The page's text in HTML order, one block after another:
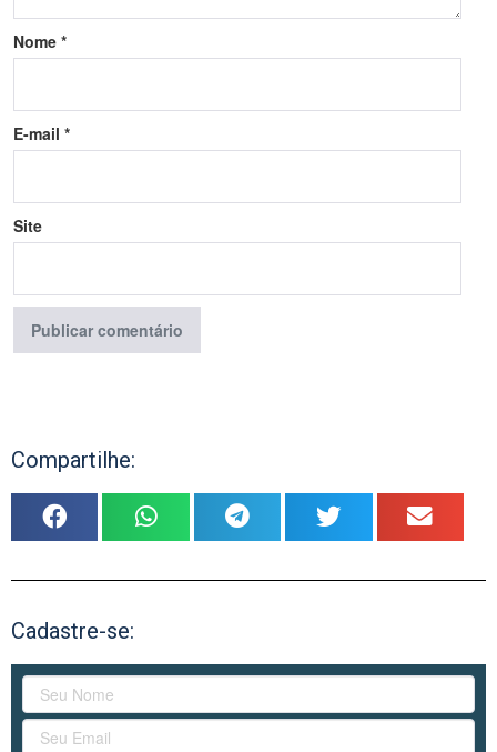
Nome *
E-mail *
Site
Compartilhe:
Cadastre-se: